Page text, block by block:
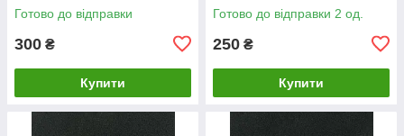
Готово до відправки
300 ₴
Купити
Готово до відправки 2 од.
250 ₴
Купити